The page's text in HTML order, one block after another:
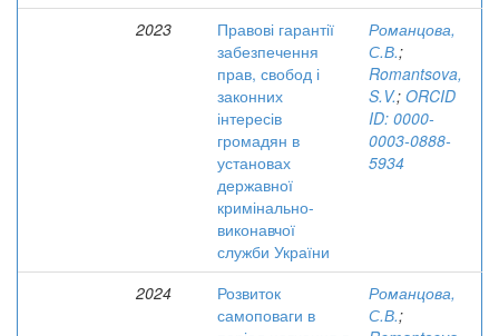
2023
Правові гарантії
забезпечення
прав, свобод і
законних
інтересів
громадян в
установах
державної
кримінально-
виконавчої
служби України
Романцова,
С.В.;
Romantsova,
S.V.; ORCID
ID: 0000-
0003-0888-
5934
2024
Розвиток
самоповаги в
Романцова,
С.В.;